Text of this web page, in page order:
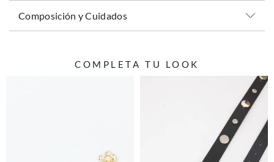
Composición y Cuidados
COMPLETA TU LOOK